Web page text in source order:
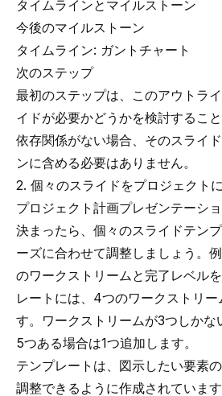
タイムラインとマイルストーン
今後のマイルストーン
タイムライン: ガントチャート
次のステップ
最初のステップは、このアウトラ
イドが必要かどうかを検討するこ
依存関係がない場合、そのスライ
ンに含める必要はありません。
2. 個々のスライドをプロジェクト
プロジェクト計画プレゼンテーシ
決まったら、個々のスライドテン
ーズに合わせて調整しましょう。
のワークストリームと完了レベル
レートには、4つのワークストリー
す。ワークストリームが3つしかな
5つある場合は1つ追加します。
テンプレートは、図示したい要素
調整できるように作成されていま